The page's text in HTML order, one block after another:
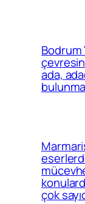
Bodrum
ada,
çok